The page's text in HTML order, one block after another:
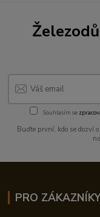
Souhlasím se
Buďte první, kdo se dozví
PRO ZÁKAZNÍKY